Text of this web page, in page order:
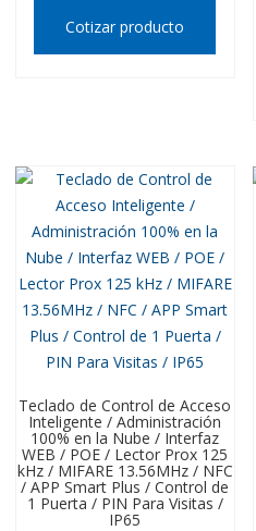
Cotizar producto
Teclado de Control de Acceso
Inteligente / Administración
100% en la Nube / Interfaz
WEB / POE / Lector Prox 125
kHz / MIFARE 13.56MHz / NFC
/ APP Smart Plus / Control de
1 Puerta / PIN Para Visitas /
IP65